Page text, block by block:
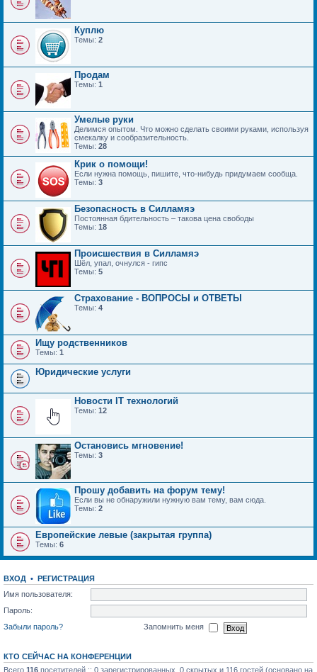
Куплю
Темы: 2
Продам
Темы: 1
Умелые руки
Делимся опытом. Что можно сделать своими руками, используя
смекалку и сообразительность.
Темы: 28
Крик о помощи!
Если нужна помощь, пишите, что-нибудь придумаем сообща.
Темы: 3
Безопасность в Силламяэ
Постоянная бдительность – такова цена свободы
Темы: 18
Происшествия в Силламяэ
Шёл, упал, очнулся - гипс
Темы: 5
Страхование - ВОПРОСЫ и ОТВЕТЫ
Темы: 4
Ищу родственников
Темы: 1
Юридические услуги
Новости IT технологий
Темы: 12
Остановись мгновение!
Темы: 3
Прошу добавить на форум тему!
Если вы не обнаружили нужную вам тему, вам сюда.
Темы: 2
Европейские левые (закрытая группа)
Темы: 6
ВХОД • РЕГИСТРАЦИЯ
Имя пользователя:
Пароль:
Забыли пароль?
Запомнить меня
КТО СЕЙЧАС НА КОНФЕРЕНЦИИ
Всего 116 посетителей :: 0 зарегистрированных, 0 скрытых и 116 гостей (основано на